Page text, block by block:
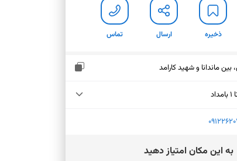
ذخیره ارسال تماس
بین ماندانا و شهید کارامد
ﺑﻪ اﯾﻦ ﻣﮑﺎن اﻣﺘﯿﺎز دﻫﯿﺪ